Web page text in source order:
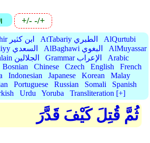
+/--/+
IbnKathir ابن كثير AtTabariy الطبري
AlQurtubi
AsSaadiyy السعدي AlBaghawi البغوي
AlMuyassar
AlJalalain الجلالين Grammar الإعراب
Arabic
Bosnian Chinese Czech English
French
Indonesian Japanese Korean
Malay
Portuguese Russian Somali
Spanish
Urdu Yoruba Transliteration [+]
ثُمَّ قُتِلَ كَيْفَ قَدَّرَ